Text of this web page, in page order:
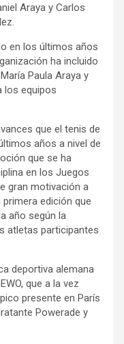
Araya y Carlos
en los últimos años
ha incluido
Paula Araya y
los equipos
que el tenis de
años a nivel de
que se ha
en los Juegos
gran motivación a
edición que
año según la
atletas participantes
deportiva alemana
que a la vez
presente en París
Powerade y